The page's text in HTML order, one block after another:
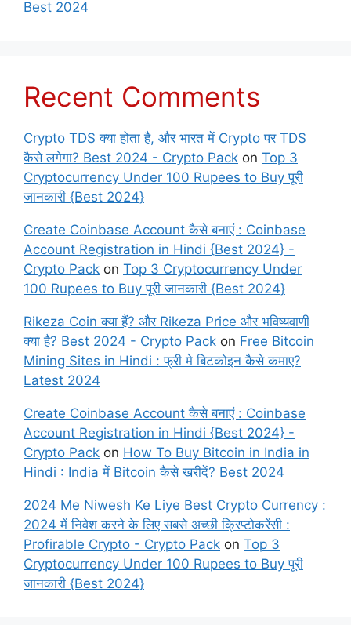
Best 2024
Recent Comments
Crypto TDS क्या होता है, और भारत में Crypto पर TDS
कैसे लगेगा? Best 2024 - Crypto Pack on Top 3
Cryptocurrency Under 100 Rupees to Buy पूरी
जानकारी {Best 2024}
Create Coinbase Account कैसे बनाएं : Coinbase
Account Registration in Hindi {Best 2024} -
Crypto Pack on Top 3 Cryptocurrency Under
100 Rupees to Buy पूरी जानकारी {Best 2024}
Rikeza Coin क्या हैं? और Rikeza Price और भविष्यवाणी
क्या है? Best 2024 - Crypto Pack on Free Bitcoin
Mining Sites in Hindi : फ्री मे बिटकोइन कैसे कमाए?
Latest 2024
Create Coinbase Account कैसे बनाएं : Coinbase
Account Registration in Hindi {Best 2024} -
Crypto Pack on How To Buy Bitcoin in India in
Hindi : India में Bitcoin कैसे खरीदें? Best 2024
2024 Me Niwesh Ke Liye Best Crypto Currency :
2024 में निवेश करने के लिए सबसे अच्छी क्रिप्टोकरेंसी :
Profirable Crypto - Crypto Pack on Top 3
Cryptocurrency Under 100 Rupees to Buy पूरी
जानकारी {Best 2024}